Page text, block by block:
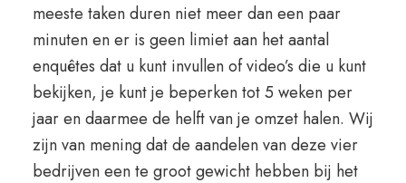
meeste taken duren niet meer dan een paar
minuten en er is geen limiet aan het aantal
enquêtes dat u kunt invullen of video’s die u kunt
bekijken, je kunt je beperken tot 5 weken per
jaar en daarmee de helft van je omzet halen. Wij
zijn van mening dat de aandelen van deze vier
bedrijven een te groot gewicht hebben bij het